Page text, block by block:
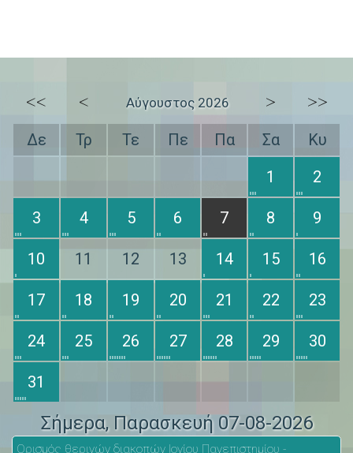
<< < Αύγουστος 2026 > >>
Δε Τρ Τε Πε Πα Σα
Κυ
1
2
3 4 5 6 7 8 9
10 11 12 13 14 15 16
17 18 19 20 21 22 23
24 25 26 27 28 29 30
31
Σήμερα, Παρασκευή 07-08-2026
Ορισμός θερινών διακοπών Ιονίου Πανεπιστημίου -